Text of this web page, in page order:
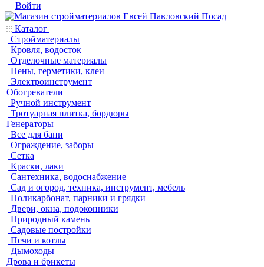
Войти
Каталог
Стройматериалы
Кровля, водосток
Отделочные материалы
Пены, герметики, клеи
Электроинструмент
Обогреватели
Ручной инструмент
Тротуарная плитка, бордюры
Генераторы
Все для бани
Ограждение, заборы
Сетка
Краски, лаки
Сантехника, водоснабжение
Сад и огород, техника, инструмент, мебель
Поликарбонат, парники и грядки
Двери, окна, подоконники
Природный камень
Садовые постройки
Печи и котлы
Дымоходы
Дрова и брикеты